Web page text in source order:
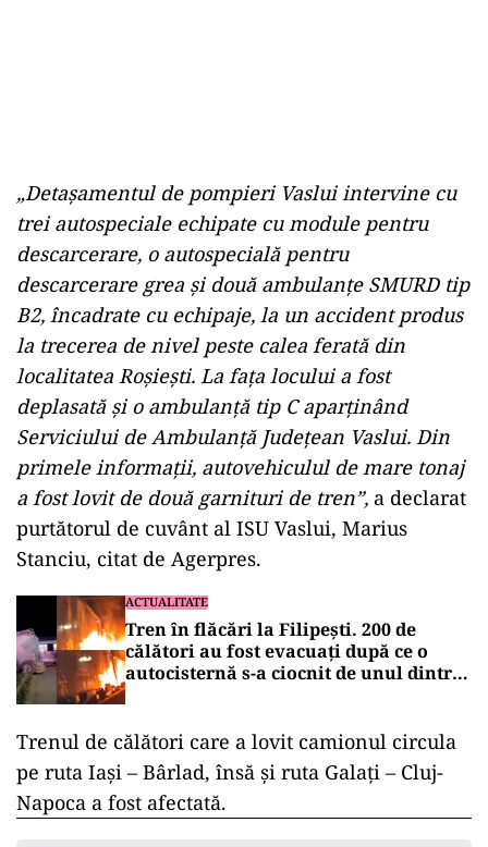
„Detaşamentul de pompieri Vaslui intervine cu
trei autospeciale echipate cu module pentru
descarcerare, o autospecială pentru
descarcerare grea şi două ambulanţe SMURD tip
B2, încadrate cu echipaje, la un accident produs
la trecerea de nivel peste calea ferată din
localitatea Roşieşti. La faţa locului a fost
deplasată şi o ambulanţă tip C aparţinând
Serviciului de Ambulanţă Judeţean Vaslui. Din
primele informaţii, autovehiculul de mare tonaj
a fost lovit de două garnituri de tren”, a declarat
purtătorul de cuvânt al ISU Vaslui, Marius
Stanciu, citat de Agerpres.
ACTUALITATE
Tren în flăcări la Filipești. 200 de
călători au fost evacuați după ce o
autocisternă s-a ciocnit de unul dintre
Trenul de călători care a lovit camionul circula
pe ruta Iaşi – Bârlad, însă și ruta Galaţi – Cluj-
Napoca a fost afectată.